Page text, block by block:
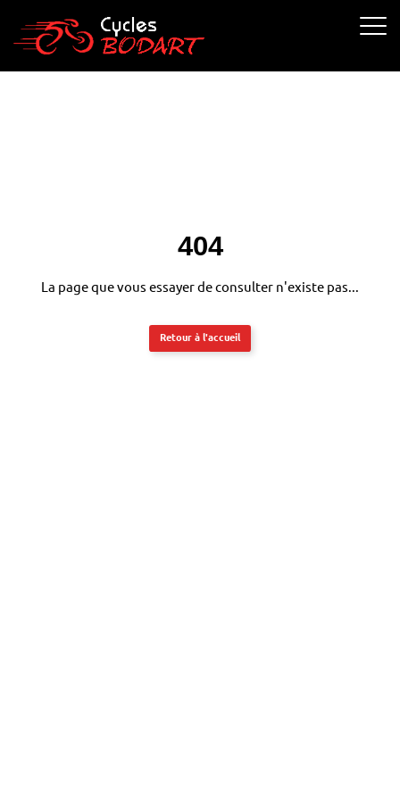
Ouvrir
404
La page que vous essayer de consulter n'existe pas...
Retour à l'accueil